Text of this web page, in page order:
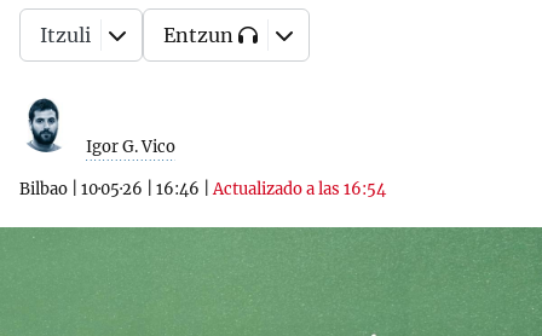
Igor G. Vico
Bilbao 10·05·26 16:46 |Actualizado a las 16:54
Itzuli Entzun